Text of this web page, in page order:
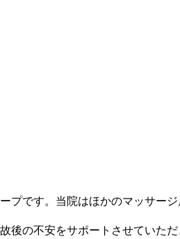
プです。当院はほかのマッサー
後の不安をサポートさせていた